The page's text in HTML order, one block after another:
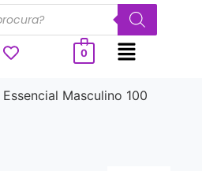
0
Essencial Masculino 100